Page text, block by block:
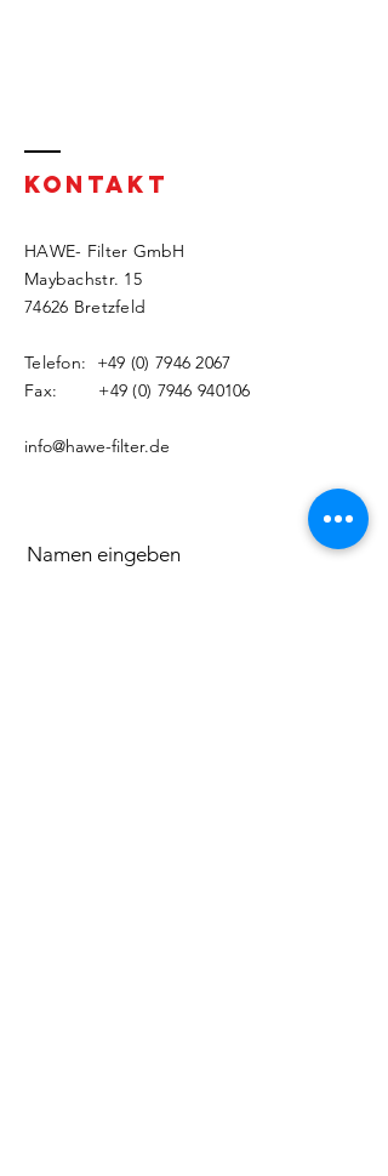
KONTAKT
HAWE- Filter GmbH
Maybachstr. 15
74626 Bretzfeld
Telefon: +49 (0) 7946 2067
Fax: +49 (0) 7946 940106
info@hawe-filter.de
Namen eingeben